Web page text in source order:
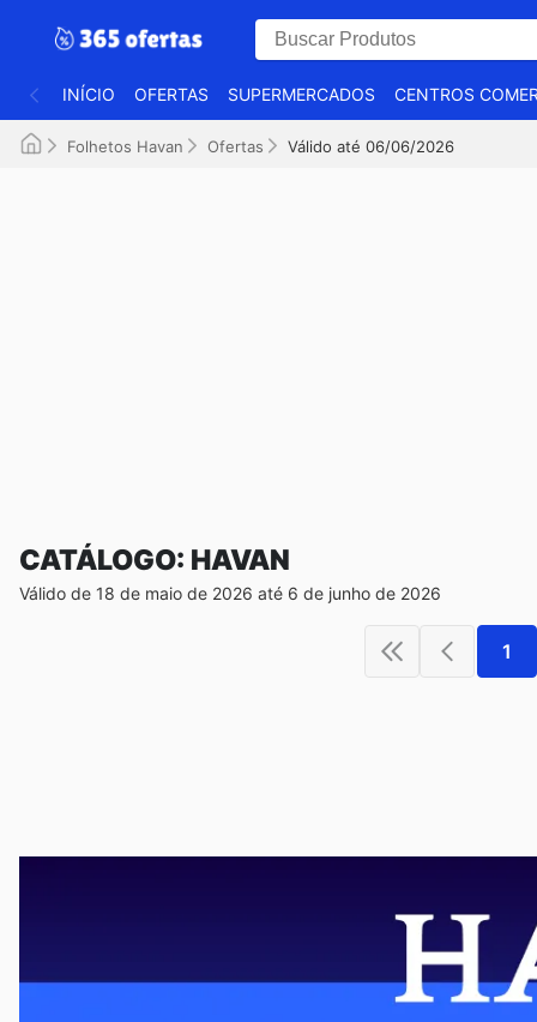
INÍCIO OFERTAS SUPERMERCADOS CENTROS
Folhetos Havan Ofertas Válido até 06/06/2026
CATÁLOGO: HAVAN
Válido de 18 de maio de 2026 até 6 de junho de 2026
1